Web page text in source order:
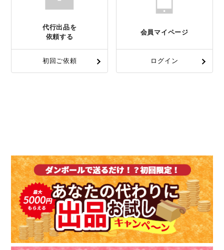
代行出品を
依頼する
初回ご依頼
会員マイページ
ログイン